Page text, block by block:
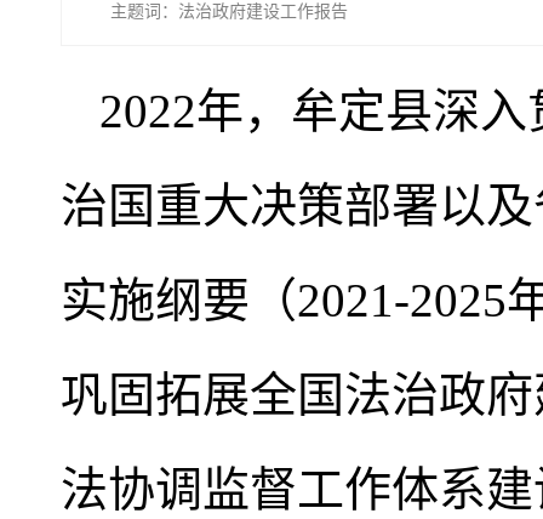
主题词：法治政府建设工作报告
2022年，牟定县深
治国重大决策部署以
实施纲要（2021-2025
巩固拓展全国法治政
法协调监督工作体系